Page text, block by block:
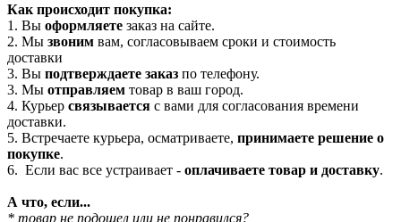
Как происходит покупка:
1. Вы оформляете заказ на сайте.
2. Мы звоним вам, согласовываем сроки и стоимость
доставки
3. Вы подтверждаете заказ по телефону.
3. Мы отправляем товар в ваш город.
4. Курьер связывается с вами для согласования времени
доставки.
5. Встречаете курьера, осматриваете, принимаете решение о
покупке.
6. Если вас все устраивает - оплачиваете товар и доставку.
А что, если...
* товар не подошел или не понравился?